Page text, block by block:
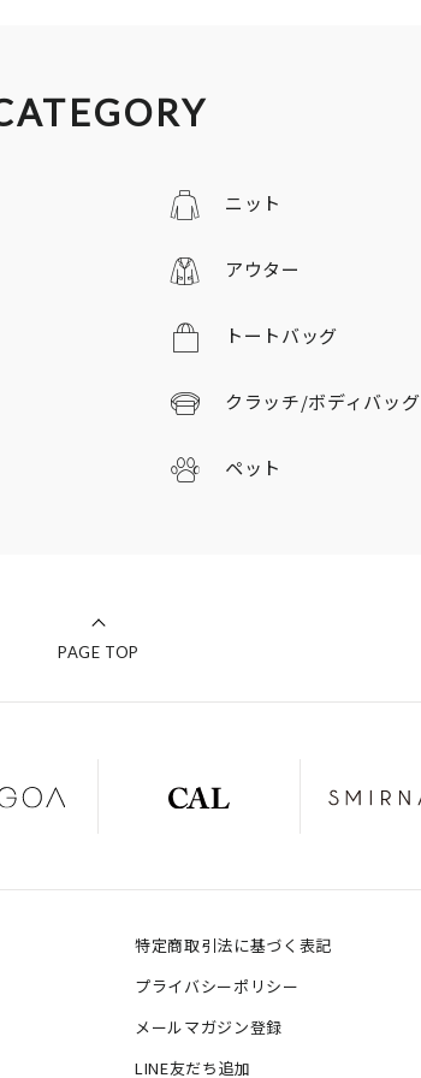
ニット
アウター
トートバッグ
クラッチ/ボディバッグ
ペット
PAGE TOP
特定商取引法に基づく表記
プライバシーポリシー
メールマガジン登録
LINE友だち追加